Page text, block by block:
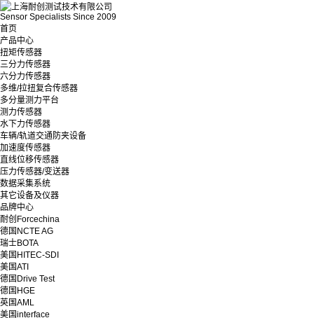
Sensor Specialists Since 2009
首页
产品中心
扭矩传感器
三分力传感器
六分力传感器
多维/拉扭复合传感器
多分量测力平台
测力传感器
水下力传感器
车辆/轨道交通防夹设备
加速度传感器
直线位移传感器
压力传感器/变送器
数据采集系统
其它设备及仪器
品牌中心
耐创Forcechina
德国NCTE AG
瑞士BOTA
美国HITEC-SDI
美国ATI
德国Drive Test
德国HGE
英国AML
美国interface